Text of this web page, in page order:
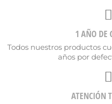
1 AÑO DE
Todos nuestros productos
años por
ATENCIÓN